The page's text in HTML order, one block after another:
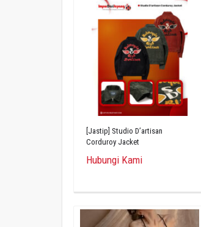
[Jastip] Studio D’artisan
Corduroy Jacket
Hubungi Kami